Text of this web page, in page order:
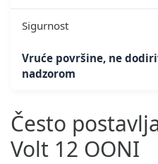
Sigurnost
Vruće površine, ne
nadzorom
Često
Volt 12 OONI